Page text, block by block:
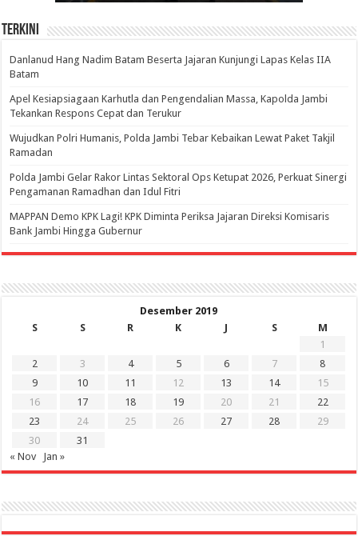
Terkini
Danlanud Hang Nadim Batam Beserta Jajaran Kunjungi Lapas Kelas IIA
Batam
Apel Kesiapsiagaan Karhutla dan Pengendalian Massa, Kapolda Jambi
Tekankan Respons Cepat dan Terukur
Wujudkan Polri Humanis, Polda Jambi Tebar Kebaikan Lewat Paket Takjil
Ramadan
Polda Jambi Gelar Rakor Lintas Sektoral Ops Ketupat 2026, Perkuat Sinergi
Pengamanan Ramadhan dan Idul Fitri
‎MAPPAN Demo KPK Lagi! KPK Diminta Periksa Jajaran Direksi Komisaris
Bank Jambi Hingga Gubernur ‎
Desember 2019
S
S R K J S
M
1
2
3 4 5 6 7
8
9
10 11 12 13 14
15
16
17 18 19 20 21
22
23
24 25 26 27 28
29
30
31
« Nov
Jan »